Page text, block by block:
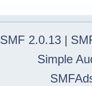
SMF 2.0.13 |
Simple